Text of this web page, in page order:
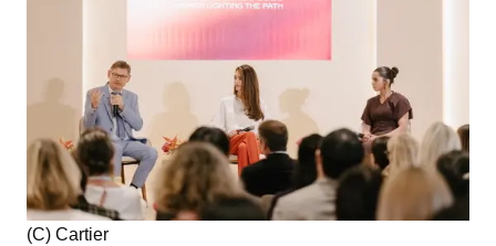
(C) Cartier